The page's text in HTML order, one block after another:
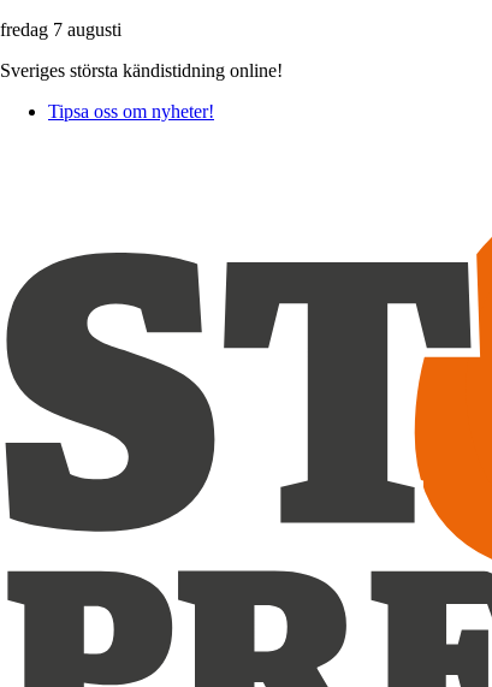
fredag 7 augusti
Sveriges största kändistidning online!
Tipsa oss om nyheter!